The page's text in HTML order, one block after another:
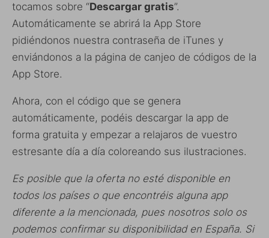
tocamos sobre “Descargar gratis”.
Automáticamente se abrirá la App Store
pidiéndonos nuestra contraseña de iTunes y
enviándonos a la página de canjeo de códigos de la
App Store.
Ahora, con el código que se genera
automáticamente, podéis descargar la app de
forma gratuita y empezar a relajaros de vuestro
estresante día a día coloreando sus ilustraciones.
Es posible que la oferta no esté disponible en
todos los países o que encontréis alguna app
diferente a la mencionada, pues nosotros solo os
podemos confirmar su disponibilidad en España. Si